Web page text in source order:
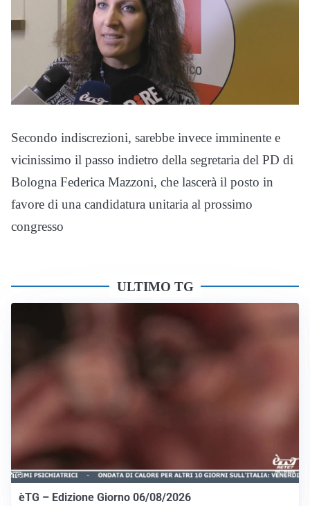
Secondo indiscrezioni, sarebbe invece imminente e
vicinissimo il passo indietro della segretaria del PD di
Bologna Federica Mazzoni, che lascerà il posto in
favore di una candidatura unitaria al prossimo
congresso
ULTIMO TG
èTG – Edizione Giorno 06/08/2026